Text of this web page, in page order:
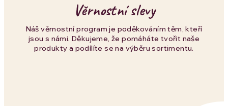
Věrnostní slevy
Náš věrnostní program je poděkováním těm, kteří
jsou s námi. Děkujeme, že pomáháte tvořit naše
produkty a podílíte se na výběru sortimentu.